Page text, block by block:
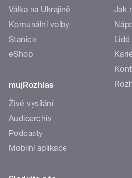
Válka na Ukrajině
Komunální volby
Stanice
eShop
mujRozhlas
Živé vysílání
Audioarchiv
Podcasty
Mobilní aplikace
Jak
Lidé